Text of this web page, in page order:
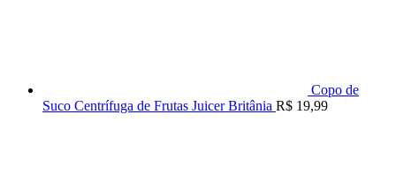
Copo de
Suco Centrífuga de Frutas Juicer Britânia R$ 19,99